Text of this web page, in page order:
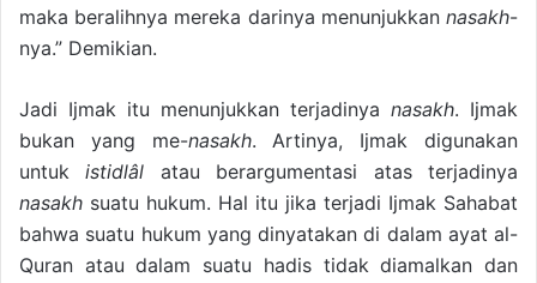
maka beralihnya mereka darinya menunjukkan nasakh-
nya.” Demikian.
Jadi Ijmak itu menunjukkan terjadinya nasakh. Ijmak
bukan yang me-nasakh. Artinya, Ijmak digunakan
untukistidlâl atau berargumentasi atas terjadinya
nasakh suatu hukum. Hal itu jika terjadi Ijmak Sahabat
bahwa suatu hukum yang dinyatakan di dalam ayat al-
Quran atau dalam suatu hadis tidak diamalkan dan